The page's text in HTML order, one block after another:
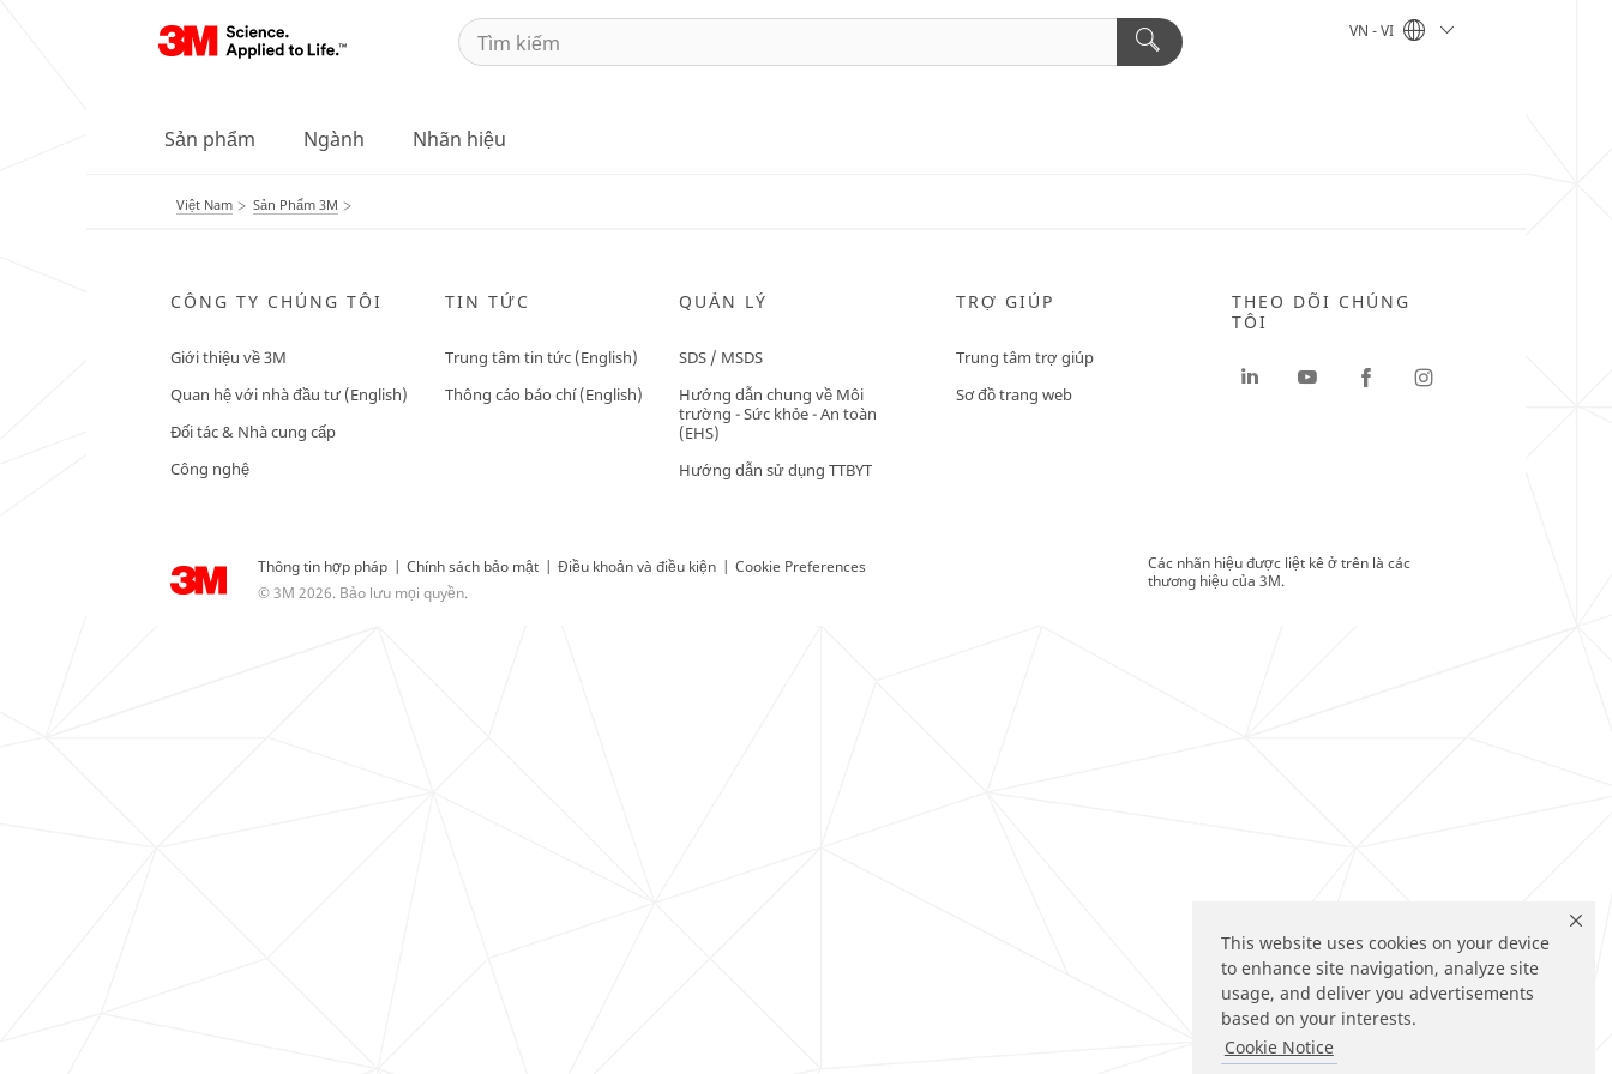
This website uses cookies on your device
to enhance site navigation, analyze site
usage, and deliver you advertisements
based on your interests.
Cookie Notice
VN - VI
Sản phẩm Ngành Nhãn hiệu
Việt Nam Sản Phẩm 3M
CÔNG TY CHÚNG TÔI
Giới thiệu về 3M
Quan hệ với nhà đầu tư (English)
Đối tác & Nhà cung cấp
Công nghệ
TIN TỨC
Trung tâm tin tức (English)
Thông cáo báo chí (English)
QUẢN LÝ
SDS / MSDS
Hướng dẫn chung về Môi
trường - Sức khỏe - An toàn
(EHS)
Hướng dẫn sử dụng TTBYT
TRỢ GIÚP
Trung tâm trợ giúp
Sơ đồ trang web
Thông tin hợp pháp | Chính sách bảo mật | Điều khoản và điều kiện | Cookie Preferences
© 3M 2026. Bảo lưu mọi quyền.
THEO DÕI CHÚNG
TÔI
Các nhãn hiệu được liệt kê ở trên là các
thương hiệu của 3M.